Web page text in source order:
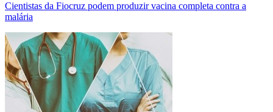
Cientistas da Fiocruz podem produzir vacina completa contra a
malária